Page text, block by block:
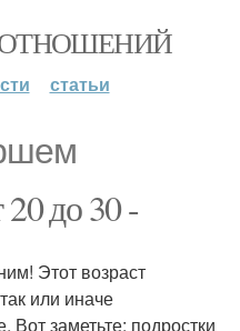
статьи
до 30 -
Этот возраст
или иначе
Вот заметьте: подростки